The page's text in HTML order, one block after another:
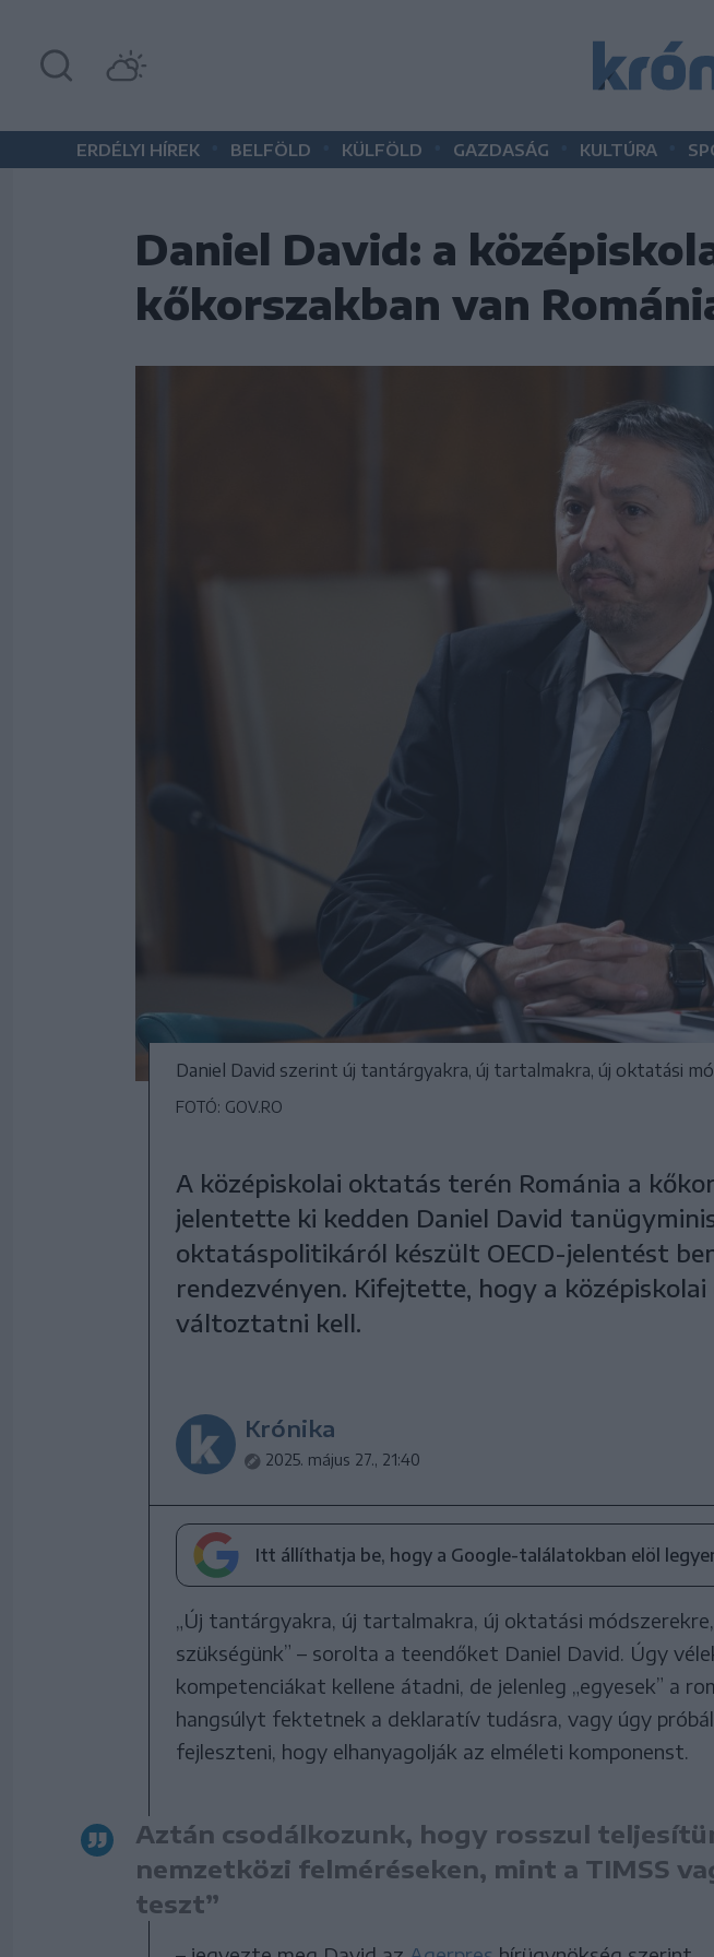
ERDÉLYI HÍREK BELFÖLD KÜLFÖLD GAZDASÁG KULTÚRA
Daniel David: a
kőkorszakban van
Daniel David szerint új tantárgyakra, új tartalmakra, új oktatási
FOTÓ: GOV.RO
A középiskolai oktatás terén Románia a
jelentette ki kedden Daniel David
oktatáspolitikáról készült OECD-jelentést
rendezvényen. Kifejtette, hogy a
változtatni kell.
Krónika
2025. május 27., 21:40
Itt állíthatja be, hogy a Google-találatokban elöl
„Új tantárgyakra, új tartalmakra, új oktatási
szükségünk” – sorolta a teendőket Daniel David. Úgy
kompetenciákat kellene átadni, de jelenleg „egyesek” a
hangsúlyt fektetnek a deklaratív tudásra, vagy úgy
fejleszteni, hogy elhanyagolják az elméleti komponenst.
Aztán csodálkozunk, hogy rosszul
nemzetközi felméréseken, mint a TIMSS
teszt”